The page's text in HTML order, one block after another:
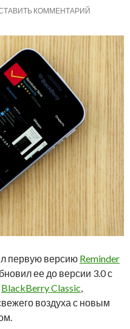
КОММЕНТАРИЙ
первую версию Reminder
ее до версии 3.0 с
BlackBerry Classic
воздуха с новым